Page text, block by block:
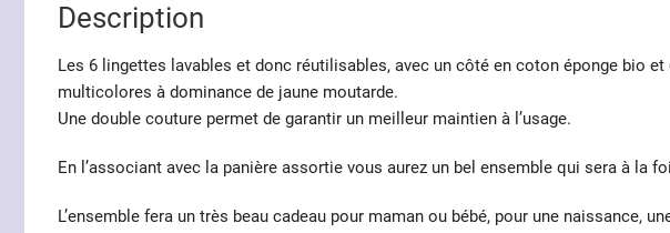
Description
Les 6 lingettes lavables et donc réutilisables, avec un côté en coton éponge bio
multicolores à dominance de jaune moutarde.
Une double couture permet de garantir un meilleur maintien à l’usage.
En l’associant avec la panière assortie vous aurez un bel ensemble qui sera à la
L’ensemble fera un très beau cadeau pour maman ou bébé, pour une naissance,